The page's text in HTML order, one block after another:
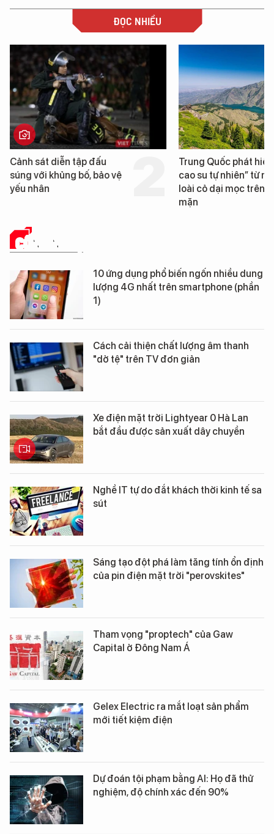
ĐỌC NHIỀU
Trung Quốc phát hiện “mỏ
cao su tự nhiên” từ một
loài cỏ dại mọc trên đất
Loạt dự án bất
Đà Nẵng sắp bị
CÔNG NGHỆ
10 ứng dụng phổ biến ngốn nhiều dung
lượng 4G nhất trên smartphone (phần
1)
Cách cải thiện chất lượng âm thanh
"dở tệ" trên TV đơn giản
Xe điện mặt trời Lightyear 0 Hà Lan
bắt đầu được sản xuất dây chuyền
Nghề IT tự do đắt khách thời kinh tế sa
sút
Sáng tạo đột phá làm tăng tính ổn định
của pin điện mặt trời "perovskites"
Tham vọng "proptech" của Gaw
Capital ở Đông Nam Á
Gelex Electric ra mắt loạt sản phẩm
mới tiết kiệm điện
Dự đoán tội phạm bằng AI: Họ đã thử
nghiệm, độ chính xác đến 90%